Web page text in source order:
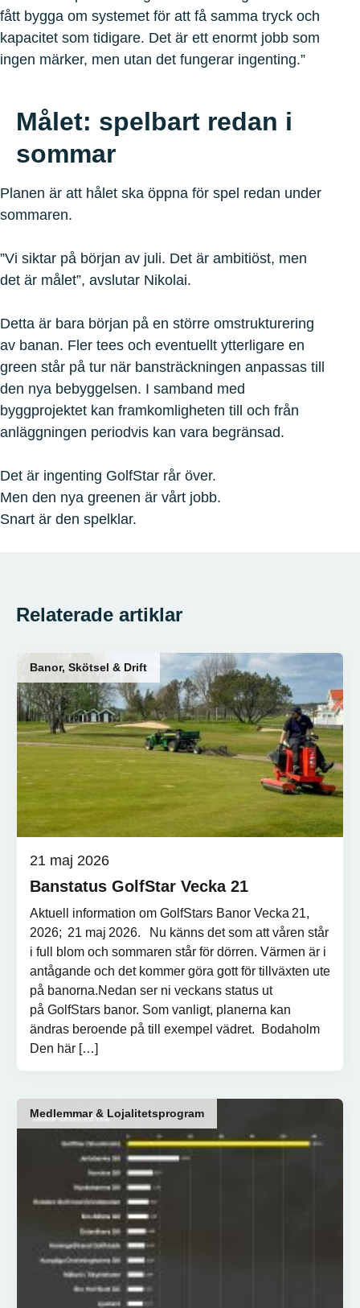
fått bygga om systemet för att få samma tryck och
kapacitet som tidigare. Det är ett enormt jobb som
ingen märker, men utan det fungerar ingenting.”
Målet: spelbart redan i
sommar
Planen är att hålet ska öppna för spel redan under
sommaren.
”Vi siktar på början av juli. Det är ambitiöst, men
det är målet”, avslutar Nikolai.
Detta är bara början på en större omstrukturering
av banan. Fler tees och eventuellt ytterligare en
green står på tur när bansträckningen anpassas till
den nya bebyggelsen. I samband med
byggprojektet kan framkomligheten till och från
anläggningen periodvis kan vara begränsad.
Det är ingenting GolfStar rår över.
Men den nya greenen är vårt jobb.
Snart är den spelklar.
Relaterade artiklar
Banor, Skötsel & Drift
21 maj 2026
Banstatus GolfStar Vecka 21
Aktuell information om GolfStars Banor Vecka 21,
2026; 21 maj 2026. Nu känns det som att våren står
i full blom och sommaren står för dörren. Värmen är i
antågande och det kommer göra gott för tillväxten ute
på banorna.Nedan ser ni veckans status ut
på GolfStars banor. Som vanligt, planerna kan
ändras beroende på till exempel vädret. Bodaholm
Den här […]
Medlemmar & Lojalitetsprogram